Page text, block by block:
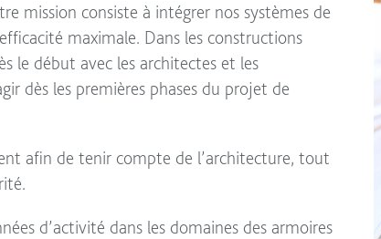
mission consiste à intégrer nos systèmes de
maximale. Dans les constructions
le début avec les architectes et les
dès les premières phases du projet de
afin de tenir compte de l’architecture, tout
d’activité dans les domaines des armoires